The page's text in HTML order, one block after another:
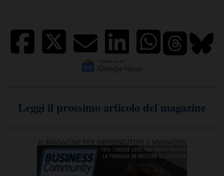
Leggi il prossimo articolo del magazine